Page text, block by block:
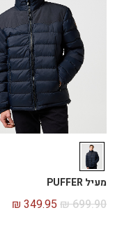
מעיל PUFFER
₪699.90
₪ 349.95